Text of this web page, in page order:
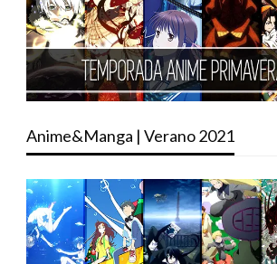
Anime&Manga | Verano 2021